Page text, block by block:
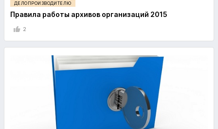
ДЕЛОПРОИЗВОДИТЕЛЮ
Правила работы архивов организаций 2015
2